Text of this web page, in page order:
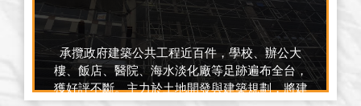
承攬政府建築公共工程近百件，學校、辦公大
樓、飯店、醫院、海水淡化廠等足跡遍布全台，
獲好評不斷。主力於土地開發與建築規劃，將建